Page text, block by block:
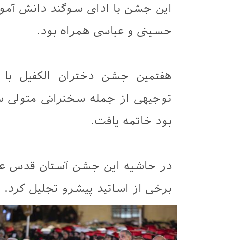
این جشن با ادای سوگند دانش
حسینی و عباسی همراه بود.
هفتمین جشن دختران الکفیل
توجیهی از جمله سخنرانی
بود خاتمه یافت.
در حاشیه این جشن آستان قدس
برخی از اساتید پیشرو تجلیل کرد.